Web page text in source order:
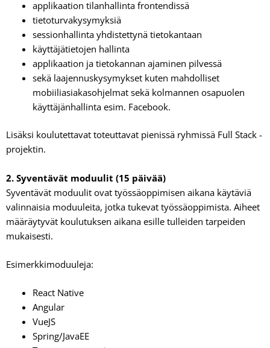
applikaation tilanhallinta frontendissä
tietoturvakysymyksiä
sessionhallinta yhdistettynä tietokantaan
käyttäjätietojen hallinta
applikaation ja tietokannan ajaminen pilvessä
sekä laajennuskysymykset kuten mahdolliset
mobiiliasiakasohjelmat sekä kolmannen osapuolen
käyttäjänhallinta esim. Facebook.
Lisäksi koulutettavat toteuttavat pienissä ryhmissä Full Stack -
projektin.
2. Syventävät moduulit (15 päivää)
Syventävät moduulit ovat työssäoppimisen aikana käytäviä
valinnaisia moduuleita, jotka tukevat työssäoppimista. Aiheet
määräytyvät koulutuksen aikana esille tulleiden tarpeiden
mukaisesti.
Esimerkkimoduuleja:
React Native
Angular
VueJS
Spring/JavaEE